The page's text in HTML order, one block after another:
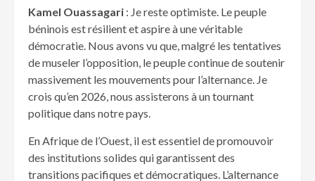
Kamel Ouassagari : Je reste optimiste. Le peuple
béninois est résilient et aspire à une véritable
démocratie. Nous avons vu que, malgré les tentatives
de museler l’opposition, le peuple continue de soutenir
massivement les mouvements pour l’alternance. Je
crois qu’en 2026, nous assisterons à un tournant
politique dans notre pays.
En Afrique de l’Ouest, il est essentiel de promouvoir
des institutions solides qui garantissent des
transitions pacifiques et démocratiques. L’alternance